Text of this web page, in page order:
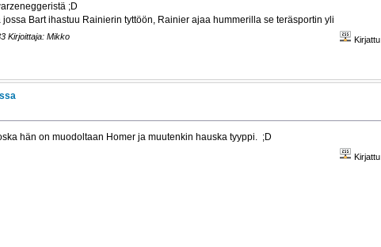
;D
jossa Bart ihastuu Rainierin tyttöön, Rainier ajaa hummerilla se teräsportin yli
Kirjoittaja: Mikko Kirjattu
hän on muodoltaan Homer ja muutenkin hauska tyyppi. ;D
Kirjattu